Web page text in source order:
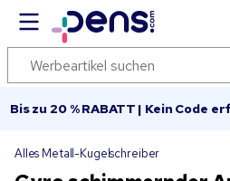
Bis zu 20 % RABATT | Kein Code
Alles Metall-Kugelschreiber